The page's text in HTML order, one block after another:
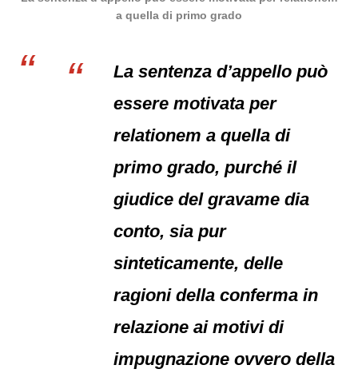
a quella di primo grado
La sentenza d’appello può
essere motivata per
relationem a quella di
primo grado, purché il
giudice del gravame dia
conto, sia pur
sinteticamente, delle
ragioni della conferma in
relazione ai motivi di
impugnazione ovvero della